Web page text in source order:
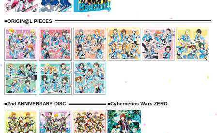
■ORIGIN@L PIECES
■2nd ANNIVERSARY DISC ■Cybernetics Wars ZERO